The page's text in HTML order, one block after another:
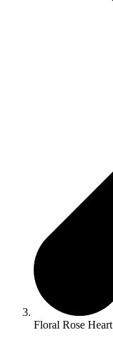
Floral Rose Heart